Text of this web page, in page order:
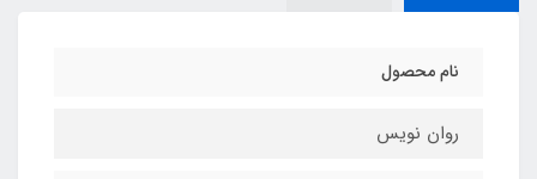
نام محصول
روان نویس